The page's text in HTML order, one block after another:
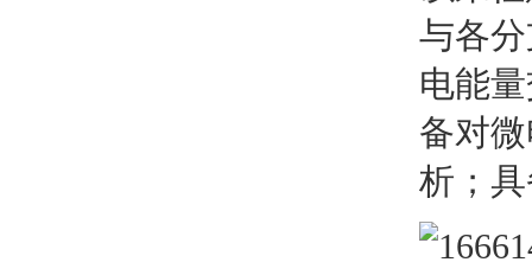
与各
电能
备对
析；